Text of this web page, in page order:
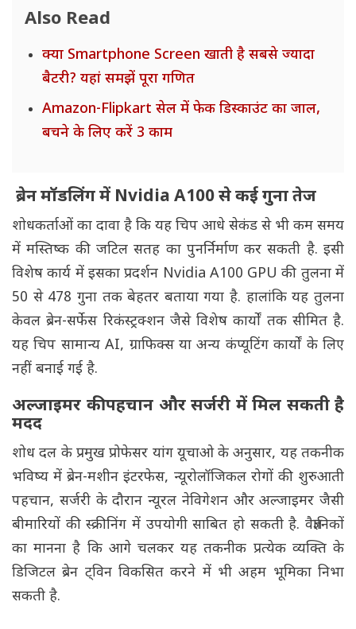
Also Read
क्या Smartphone Screen खाती है सबसे ज्यादा
बैटरी? यहां समझें पूरा गणित
Amazon-Flipkart सेल में फेक डिस्काउंट का जाल,
बचने के लिए करें 3 काम
ब्रेन मॉडलिंग में Nvidia A100 से कई गुना तेज
शोधकर्ताओं का दावा है कि यह चिप आधे सेकंड से भी कम समय
में मस्तिष्क की जटिल सतह का पुनर्निर्माण कर सकती है. इसी
विशेष कार्य में इसका प्रदर्शन Nvidia A100 GPU की तुलना में
50 से 478 गुना तक बेहतर बताया गया है. हालांकि यह तुलना
केवल ब्रेन-सर्फेस रिकंस्ट्रक्शन जैसे विशेष कार्यों तक सीमित है.
यह चिप सामान्य AI, ग्राफिक्स या अन्य कंप्यूटिंग कार्यों के लिए
नहीं बनाई गई है.
अल्जाइमर की पहचान और सर्जरी में मिल सकती है
मदद
शोध दल के प्रमुख प्रोफेसर यांग यूचाओ के अनुसार, यह तकनीक
भविष्य में ब्रेन-मशीन इंटरफेस, न्यूरोलॉजिकल रोगों की शुरुआती
पहचान, सर्जरी के दौरान न्यूरल नेविगेशन और अल्जाइमर जैसी
बीमारियों की स्क्रीनिंग में उपयोगी साबित हो सकती है. वैज्ञानिकों
का मानना है कि आगे चलकर यह तकनीक प्रत्येक व्यक्ति के
डिजिटल ब्रेन ट्विन विकसित करने में भी अहम भूमिका निभा
सकती है.